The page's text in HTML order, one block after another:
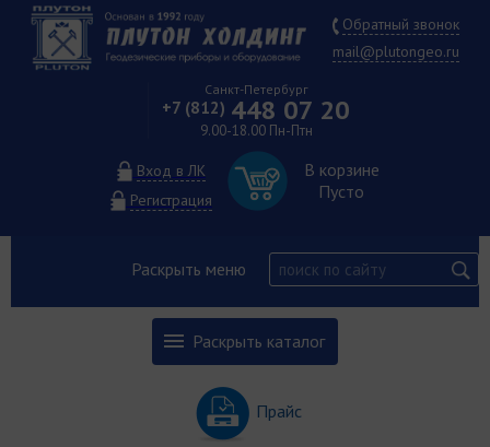
Обратный звонок
mail@plutongeo.ru
Санкт-Петербург
+7 (812) 448 07 20
9.00-18.00 Пн-Птн
Вход в ЛК
Регистрация
В корзине
Пусто
Раскрыть меню
Раскрыть каталог
Прайс